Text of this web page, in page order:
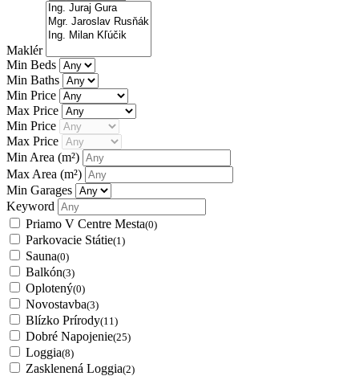
Maklér
Min Beds
Min Baths
Min Price
Max Price
Min Price
Max Price
Min Area (m²)
Max Area (m²)
Min Garages
Keyword
Priamo V Centre Mesta(0)
Parkovacie Státie(1)
Sauna(0)
Balkón(3)
Oplotený(0)
Novostavba(3)
Blízko Prírody(11)
Dobré Napojenie(25)
Loggia(8)
Zasklenená Loggia(2)